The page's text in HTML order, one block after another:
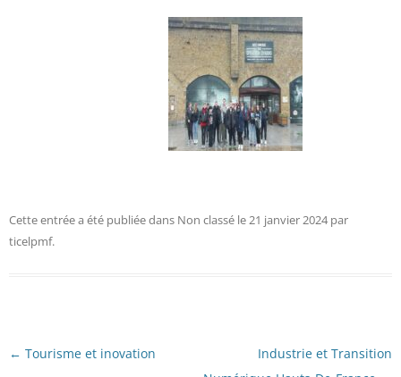
Cette entrée a été publiée dans Non classé le21 janvier 2024 par
ticelpmf.
Navigation
des
← Tourisme et inovation
Industrie et Transition